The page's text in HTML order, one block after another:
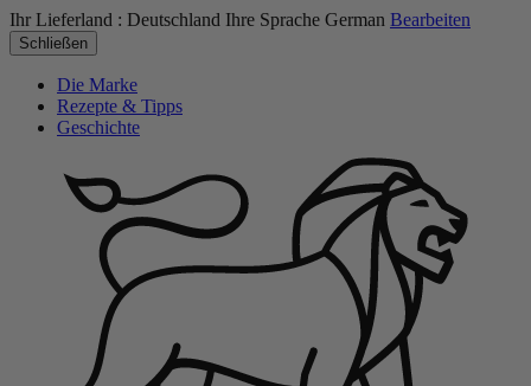
Ihr Lieferland : Deutschland Ihre Sprache German Bearbeiten
Schließen
Die Marke
Rezepte & Tipps
Geschichte